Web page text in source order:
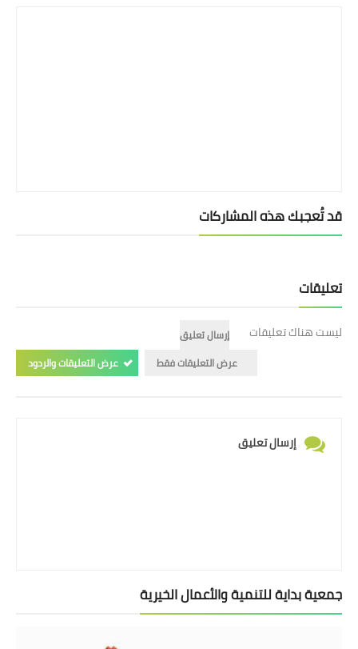
قد تُعجبك هذه المشاركات
تعليقات
ليست هناك تعليقات
إرسال تعليق
عرض التعليقات فقط
عرض التعليقات والردود
إرسال تعليق
جمعية بداية للتنمية والأعمال الخيرية